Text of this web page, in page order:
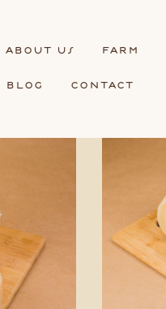
bout us frm
blog
contct